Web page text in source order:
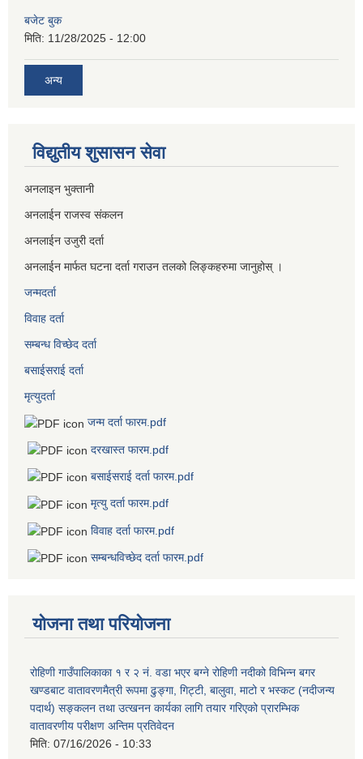
बजेट बुक
मिति: 11/28/2025 - 12:00
अन्य
विद्युतीय शुसासन सेवा
अनलाइन भुक्तानी
अनलाईन राजस्व संकलन
अनलाईन उजुरी दर्ता
अनलाईन मार्फत घटना दर्ता गराउन तलको लिङ्कहरुमा जानुहोस् ।
जन्मदर्ता
विवाह दर्ता
सम्बन्ध विच्छेद दर्ता
बसाईसराई दर्ता
मृत्युदर्ता
जन्म दर्ता फारम.pdf
दरखास्त फारम.pdf
बसाईसराई दर्ता फारम.pdf
मृत्यु दर्ता फारम.pdf
विवाह दर्ता फारम.pdf
सम्बन्धविच्छेद दर्ता फारम.pdf
योजना तथा परियोजना
रोहिणी गाउँपालिकाका १ र २ नं. वडा भएर बग्ने रोहिणी नदीको विभिन्न बगर
खण्डबाट वातावरणमैत्री रूपमा ढुङ्गा, गिट्टी, बालुवा, माटो र भस्कट (नदीजन्य
पदार्थ) सङ्कलन तथा उत्खनन कार्यका लागि तयार गरिएको प्रारम्भिक
वातावरणीय परीक्षण अन्तिम प्रतिवेदन
मिति: 07/16/2026 - 10:33